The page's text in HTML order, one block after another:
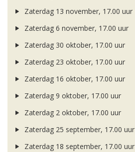
Zaterdag 13 november, 17.00 uur
Zaterdag 6 november, 17.00 uur
Zaterdag 30 oktober, 17.00 uur
Zaterdag 23 oktober, 17.00 uur
Zaterdag 16 oktober, 17.00 uur
Zaterdag 9 oktober, 17.00 uur
Zaterdag 2 oktober, 17.00 uur
Zaterdag 25 september, 17.00 uur
Zaterdag 18 september, 17.00 uur